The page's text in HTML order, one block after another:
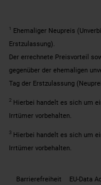
1 Ehemaliger Neupreis
Erstzulassung).
Der errechnete Preisvorteil
gegenüber der ehemaligen
Tag der Erstzulassung
2 Hierbei handelt es sich um
Irrtümer vorbehalten.
3 Hierbei handelt es sich um
Irrtümer vorbehalten.
Barrierefreiheit EU-Data